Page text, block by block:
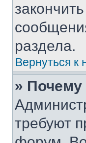
раздела.
Вернуться к
» Почему
требуют